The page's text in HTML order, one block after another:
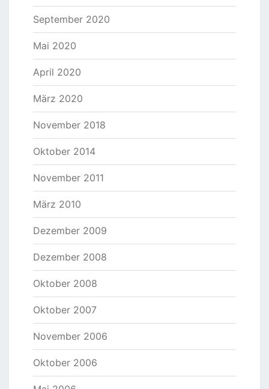
September 2020
Mai 2020
April 2020
März 2020
November 2018
Oktober 2014
November 2011
März 2010
Dezember 2009
Dezember 2008
Oktober 2008
Oktober 2007
November 2006
Oktober 2006